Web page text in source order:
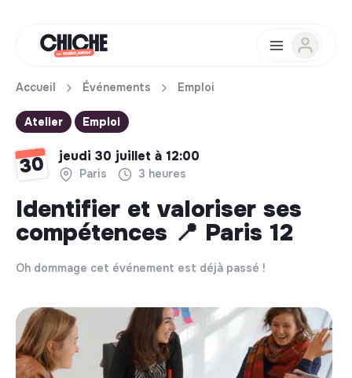
Accueil Événements Emploi
Atelier Emploi
30 jeudi 30 juillet à 12:00
Paris 3 heures
Identifier et valoriser ses
compétences 📍 Paris 12
Oh dommage cet événement est déjà passé !